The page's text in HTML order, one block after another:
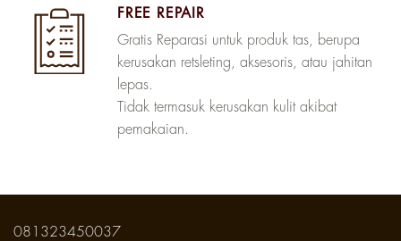
FREE REPAIR
Gratis Reparasi untuk produk tas, berupa
kerusakan retsleting, aksesoris, atau jahitan
lepas.
Tidak termasuk kerusakan kulit akibat
pemakaian.
081323450037